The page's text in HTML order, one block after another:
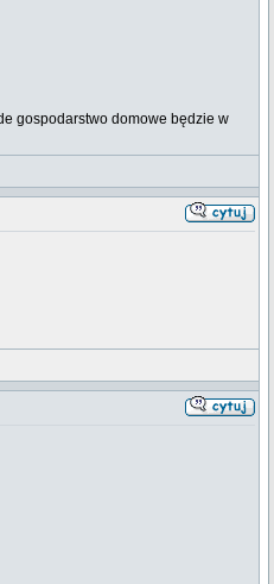
gospodarstwo domowe będzie w